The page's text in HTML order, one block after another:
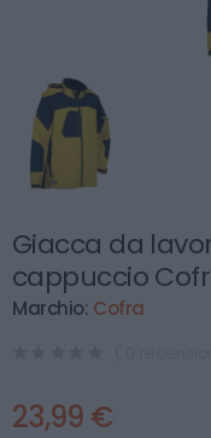
Giacca da
cappuccio
Marchio: Cofra
23,99 €